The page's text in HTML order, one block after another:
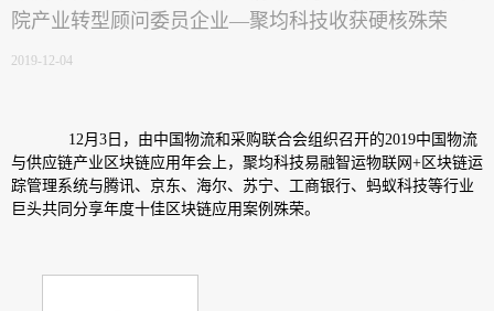
院产业转型顾问委员企业—聚均科技收获硬核殊荣
2019-12-04
12月3日，由中国物流和采购联合会组织召开的2019中国物流
与供应链产业区块链应用年会上，聚均科技易融智运物联网+区块链运
踪管理系统与腾讯、京东、海尔、苏宁、工商银行、蚂蚁科技等行业
巨头共同分享年度十佳区块链应用案例殊荣。